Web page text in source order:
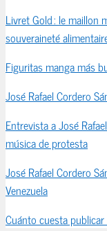
Livret Gold : le maillon
souveraineté
Figuritas manga más
José Rafael Cordero
Entrevista a José
música de protesta
José Rafael Cordero
Venezuela
Cuánto cuesta